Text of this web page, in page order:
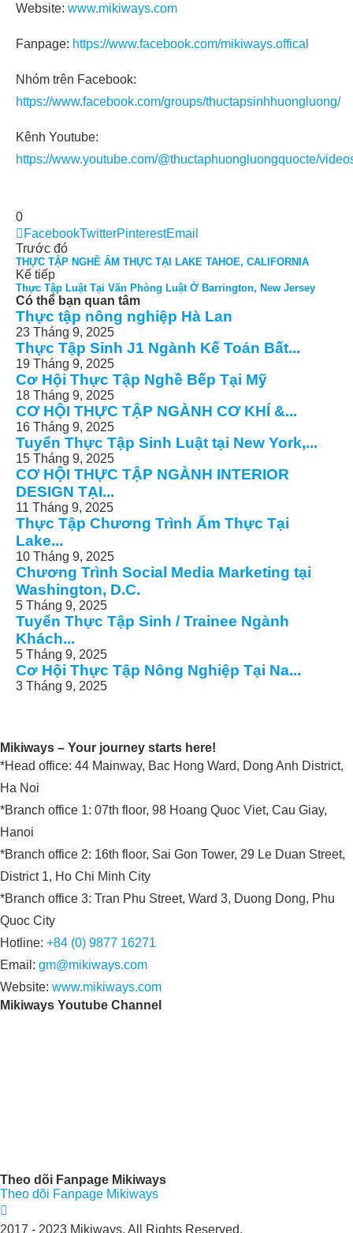
Website: www.mikiways.com
Fanpage: https://www.facebook.com/mikiways.offical
Nhóm trên Facebook:
https://www.facebook.com/groups/thuctapsinhhuongluong/
Kênh Youtube:
https://www.youtube.com/@thuctaphuongluongquocte/
0
FacebookTwitterPinterestEmail
Trước đó
THỰC TẬP NGHỀ ẨM THỰC TẠI LAKE TAHOE, CALIFORNIA
Kế tiếp
Thực Tập Luật Tại Văn Phòng Luật Ở Barrington, New Jersey
Có thể bạn quan tâm
Thực tập nông nghiệp Hà Lan
23 Tháng 9, 2025
Thực Tập Sinh J1 Ngành Kế Toán Bất...
19 Tháng 9, 2025
Cơ Hội Thực Tập Nghề Bếp Tại Mỹ
18 Tháng 9, 2025
CƠ HỘI THỰC TẬP NGÀNH CƠ KHÍ &...
16 Tháng 9, 2025
Tuyển Thực Tập Sinh Luật tại New York,...
15 Tháng 9, 2025
CƠ HỘI THỰC TẬP NGÀNH INTERIOR
DESIGN TẠI...
11 Tháng 9, 2025
Thực Tập Chương Trình Ẩm Thực Tại
Lake...
10 Tháng 9, 2025
Chương Trình Social Media Marketing tại
Washington, D.C.
5 Tháng 9, 2025
Tuyển Thực Tập Sinh / Trainee Ngành
Khách...
5 Tháng 9, 2025
Cơ Hội Thực Tập Nông Nghiệp Tại Na...
3 Tháng 9, 2025
Mikiways – Your journey starts here!
*Head office: 44 Mainway, Bac Hong Ward, Dong Anh District,
Ha Noi
*Branch office 1: 07th floor, 98 Hoang Quoc Viet, Cau Giay,
Hanoi
*Branch office 2: 16th floor, Sai Gon Tower, 29 Le Duan Street,
District 1, Ho Chi Minh City
*Branch office 3: Tran Phu Street, Ward 3, Duong Dong, Phu
Quoc City
Hotline: +84 (0) 9877 16271
Email: gm@mikiways.com
Website: www.mikiways.com
Mikiways Youtube Channel
Theo dõi Fanpage Mikiways
Theo dõi Fanpage Mikiways
2017 - 2023 Mikiways. All Rights Reserved.